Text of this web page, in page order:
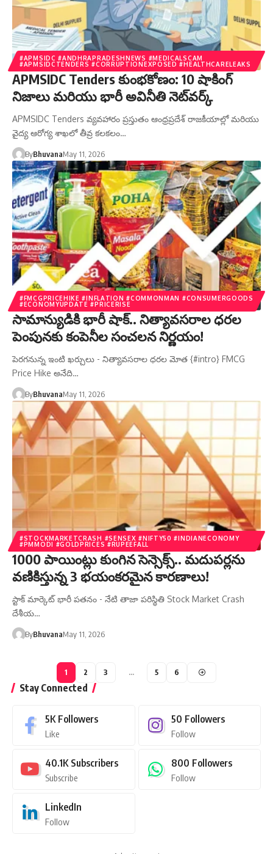
#APMSIDC #ANDHRAPRADESHNEWS #MEDICALSCAM
#APMSIDCTENDERS #CORRUPTIONEXPOSED #HEALTHCARELEAKS
APMSIDC Tenders కుంభకోణం: 10 షాకింగ్
నిజాలు మరియు భారీ అవినీతి నెట్‌వర్క్
APMSIDC Tenders వ్యవహారం ప్రస్తుతం ఆంధ్రప్రదేశ్ రాజకీయాల్లో మరియు
వైద్య ఆరోగ్య శాఖలో తీవ్ర కలకలం…
ByBhuvanaMay 11, 2026
#FMCGPRICEHIKE #INFLATION #COMMONMAN #CONSUMERGOODS
#ECONOMYUPDATE #PRICERISE
సామాన్యుడికి భారీ షాక్.. నిత్యావసరాల ధరల
పెంపునకు కంపెనీల సంచలన నిర్ణయం!
పెరగనున్న ఇంటి ఖర్చులు - నిత్యావసరాల ధరల మోత {#intro} FMCG
Price Hike అనేది…
ByBhuvanaMay 11, 2026
#STOCKMARKETCRASH #SENSEX #NIFTY50 #INDIANECONOMY
#PMMODI #GOLDPRICES #RUPEEFALL
1000 పాయింట్లు కుంగిన సెన్సెక్స్.. మదుపర్లను
వణికిస్తున్న 3 భయంకరమైన కారణాలు!
స్టాక్ మార్కెట్ భారీ పతనం - నేటి తాజా పరిస్థితి Stock Market Crash
దేశీయ…
ByBhuvanaMay 11, 2026
1 2 3 … 5 6
Stay Connected
5K Followers
Like
50 Followers
Follow
40.1K Subscribers
Subscribe
800 Followers
Follow
LinkedIn
Follow